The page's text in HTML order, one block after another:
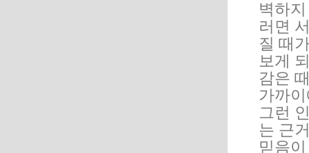
벽하
러면
질 때
보게
감은
가까
그런
는 근
믿음